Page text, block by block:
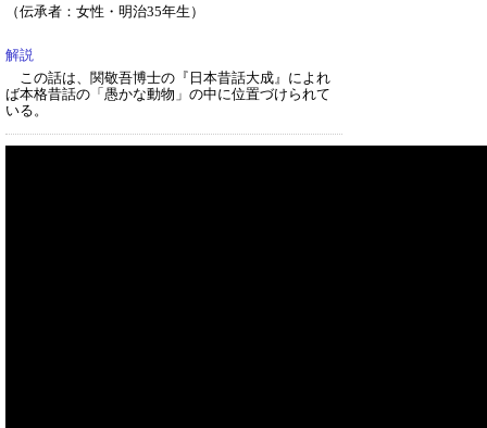
（伝承者：女性・明治35年生）
解説
この話は、関敬吾博士の『日本昔話大成』によれ
ば本格昔話の「愚かな動物」の中に位置づけられて
いる。